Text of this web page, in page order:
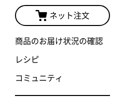
ネット注文
商品のお届け状況の確認
レシピ
コミュニティ